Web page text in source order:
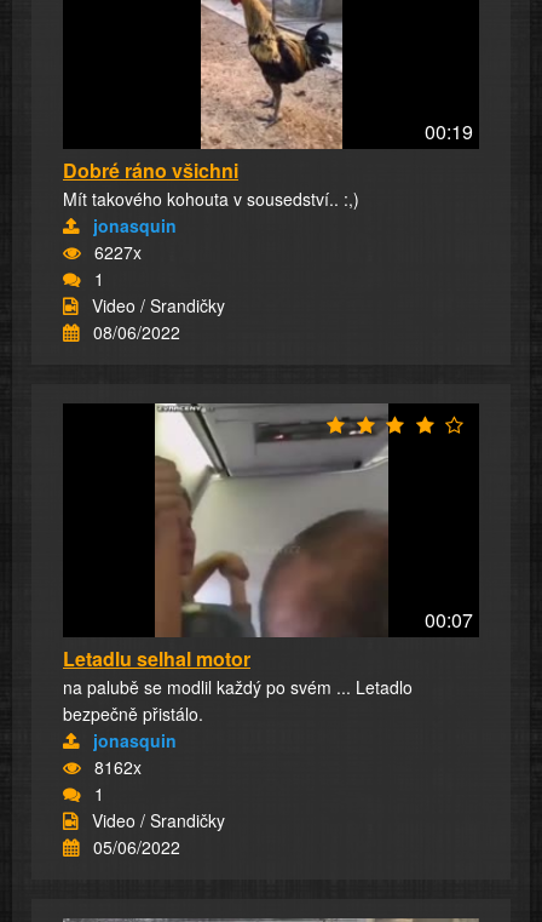
00:19
Dobré ráno všichni
Mít takového kohouta v sousedství.. :,)
jonasquin
6227x
1
Video / Srandičky
08/06/2022
00:07
Letadlu selhal motor
na palubě se modlil každý po svém ... Letadlo
bezpečně přistálo.
jonasquin
8162x
1
Video / Srandičky
05/06/2022